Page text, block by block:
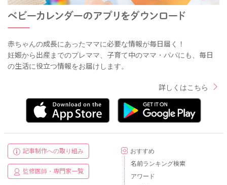
赤ちゃんの成長にあったママに必要な情報が毎日届く！
妊娠から出産までのプレママ、子育て中のママ・パパにも、毎日
の生活に役立つ情報をお届けします。
詳しくはこちら
記事制作への取り組み
監修医師・専門家一覧
おすすめ
名前ランキング検索
アワード